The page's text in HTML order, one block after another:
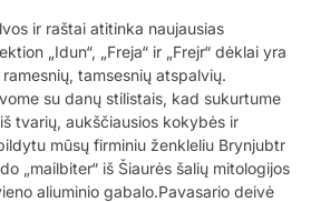
ir raštai atitinka naujausias
„Idun“, „Freja“ ir „Frejr“ dėklai yra
tamsesnių atspalvių.
su danų stilistais, kad sukurtume
tvarių, aukščiausios kokybės ir
mūsų firminiu ženkleliu Brynjubtr
„mailbiter“ iš Šiaurės šalių mitologijos
aliuminio gabalo.Pavasario deivė